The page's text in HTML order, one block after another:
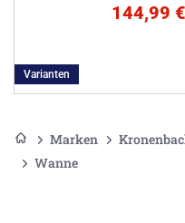
144,99 €
Varianten
Marken
Wanne